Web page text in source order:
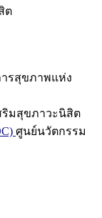
ต
รสุขภาพแห่ง
ริมสุขภาวะนิสิต
ศูนย์นวัตกรรม